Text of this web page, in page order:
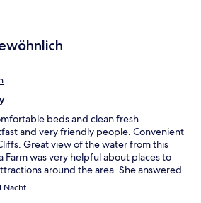
beds and clean fresh
and very friendly people. Convenient
Great view of the water from this
Farm was very helpful about places to
around the area. She answered
what to do next in our travels. The
a beautiful room with a great view of the
Nacht